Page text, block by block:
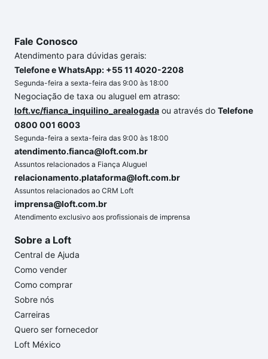
Fale Conosco
Atendimento para dúvidas gerais:
Telefone e WhatsApp: +55 11 4020-2208
Segunda-feira a sexta-feira das 9:00 às 18:00
Negociação de taxa ou aluguel em atraso:
loft.vc/fianca_inquilino_arealogada ou através do Telefone
0800 001 6003
Segunda-feira a sexta-feira das 9:00 às 18:00
atendimento.fianca@loft.com.br
Assuntos relacionados a Fiança Aluguel
relacionamento.plataforma@loft.com.br
Assuntos relacionados ao CRM Loft
imprensa@loft.com.br
Atendimento exclusivo aos profissionais de imprensa
Sobre a Loft
Central de Ajuda
Como vender
Como comprar
Sobre nós
Carreiras
Quero ser fornecedor
Loft México